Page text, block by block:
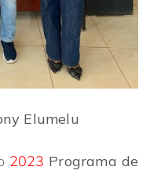
Elumelu
2023 Programa de